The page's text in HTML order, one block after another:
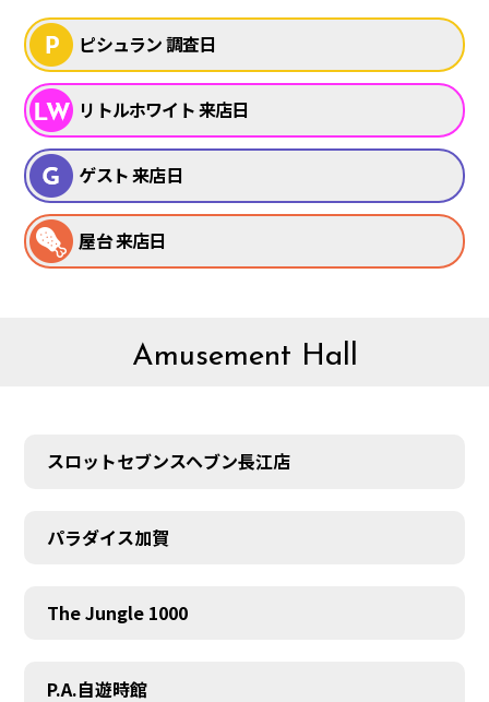
ピシュラン 調査日
リトルホワイト 来店日
ゲスト 来店日
屋台 来店日
Amusement Hall
スロットセブンスヘブン長江店
パラダイス加賀
The Jungle 1000
P.A.自遊時館